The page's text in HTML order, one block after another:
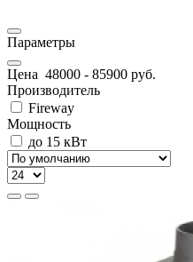
Параметры
Цена 48000 - 85900 руб.
Производитель
Fireway
Мощность
до 15 кВт